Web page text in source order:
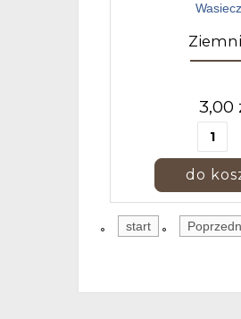
3,00
start